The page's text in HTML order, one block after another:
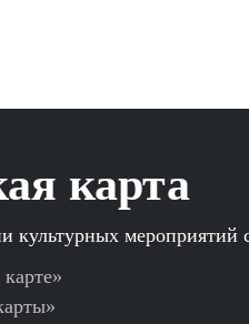
карта
культурных мероприятий